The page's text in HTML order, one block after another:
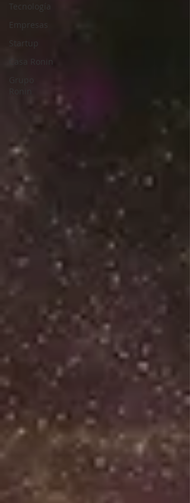
Tecnología
Empresas
Startup